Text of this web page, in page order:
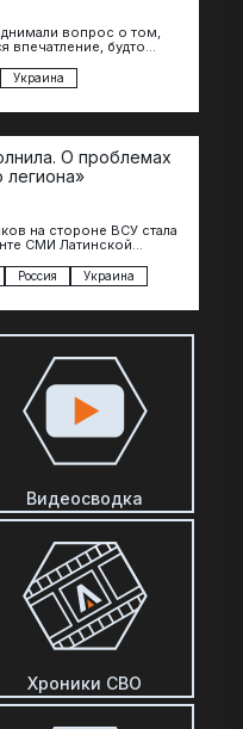
вопрос о том,
впечатление, будто
Украина
О проблемах
легиона»
на стороне ВСУ стала
СМИ Латинской
Россия Украина
Видеосводка
Хроники СВО